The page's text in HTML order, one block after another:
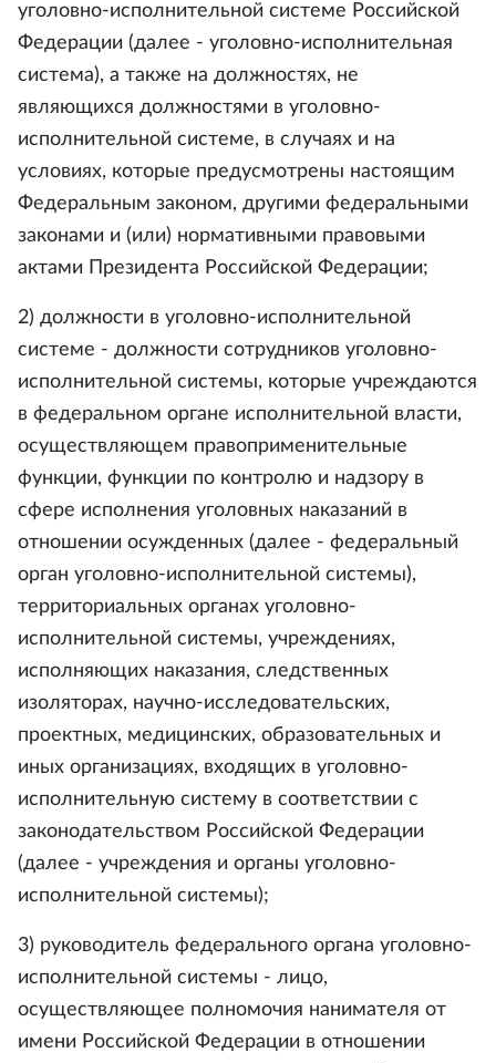
уголовно-исполнительной системе Российской
Федерации (далее - уголовно-исполнительная
система), а также на должностях, не
являющихся должностями в уголовно-
исполнительной системе, в случаях и на
условиях, которые предусмотрены настоящим
Федеральным законом, другими федеральными
законами и (или) нормативными правовыми
актами Президента Российской Федерации;
2) должности в уголовно-исполнительной
системе - должности сотрудников уголовно-
исполнительной системы, которые учреждаются
в федеральном органе исполнительной власти,
осуществляющем правоприменительные
функции, функции по контролю и надзору в
сфере исполнения уголовных наказаний в
отношении осужденных (далее - федеральный
орган уголовно-исполнительной системы),
территориальных органах уголовно-
исполнительной системы, учреждениях,
исполняющих наказания, следственных
изоляторах, научно-исследовательских,
проектных, медицинских, образовательных и
иных организациях, входящих в уголовно-
исполнительную систему в соответствии с
законодательством Российской Федерации
(далее - учреждения и органы уголовно-
исполнительной системы);
3) руководитель федерального органа уголовно-
исполнительной системы - лицо,
осуществляющее полномочия нанимателя от
имени Российской Федерации в отношении